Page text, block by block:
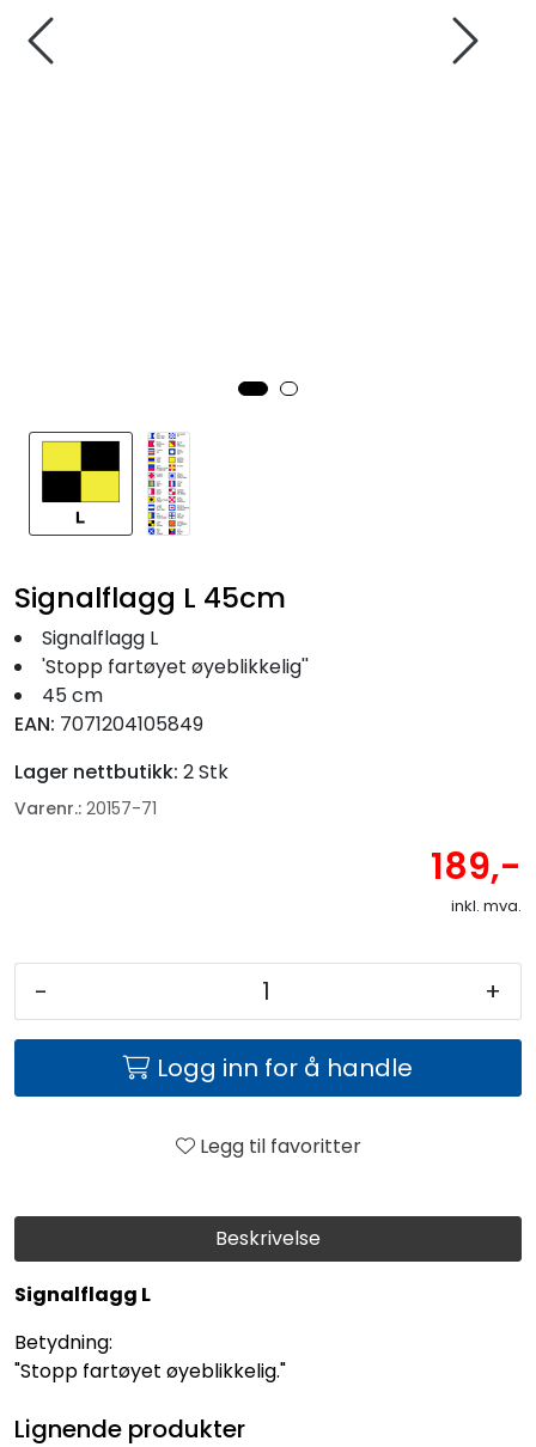
Beskrivelse
Signalflagg L
Betydning:
"Stopp fartøyet øyeblikkelig."
Signalflagg L 45cm
Signalflagg L
'Stopp fartøyet øyeblikkelig''
45 cm
EAN: 7071204105849
Lager nettbutikk: 2 Stk
Varenr.: 20157-71
189,-
inkl. mva.
- +
Logg inn for å handle
Legg til favoritter
Lignende produkter